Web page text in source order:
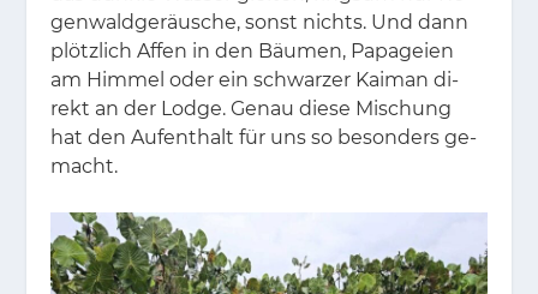
gen­wald­ge­räu­sche, sonst nichts. Und dann
plötz­lich Af­fen in den Bäu­men, Pa­pa­gei­en
am Him­mel oder ein schwar­zer Kai­man di­
rekt an der Lodge. Ge­nau die­se Mi­schung
hat den Auf­ent­halt für uns so be­son­ders ge­
macht.